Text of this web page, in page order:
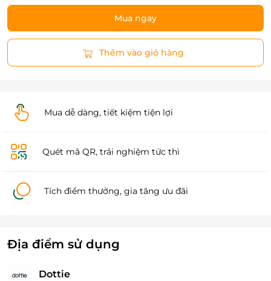
Mua ngay
Thêm vào giỏ hàng
Mua dễ dàng, tiết kiệm tiện lợi
Quét mã QR, trải nghiệm tức thì
Tích điểm thưởng, gia tăng ưu đãi
Địa điểm sử dụng
Dottie